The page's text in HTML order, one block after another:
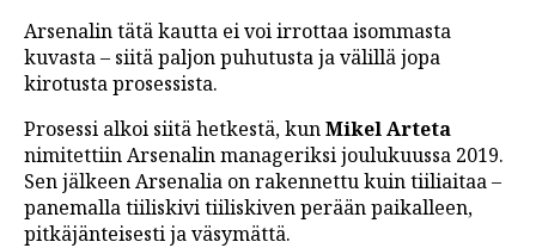
Arsenalin tätä kautta ei voi irrottaa isommasta
kuvasta – siitä paljon puhutusta ja välillä jopa
kirotusta prosessista.
Prosessi alkoi siitä hetkestä, kunMikel Arteta
nimitettiin Arsenalin manageriksi joulukuussa 2019.
Sen jälkeen Arsenalia on rakennettu kuin tiiliaitaa –
panemalla tiiliskivi tiiliskiven perään paikalleen,
pitkäjänteisesti ja väsymättä.